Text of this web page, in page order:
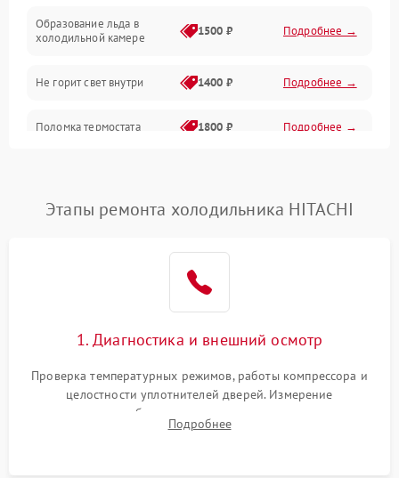
Образование льда в
холодильной камере
1500 ₽ Подробнее →
Не горит свет внутри 1400 ₽ Подробнее →
Поломка термостата 1800 ₽ Подробнее →
Поломка системы No Frost 2600 ₽ Подробнее →
работе
2000 ₽ Подробнее →
1000 ₽
Этапы ремонта холодильника HITACHI
1. Диагностика и внешний осмотр
Проверка температурных режимов, работы компрессора и
целостности уплотнителей дверей. Измерение
сопротивления обмоток мотора, проверка термостата и
считывание кодов ошибок с электронного дисплея.
Подробнее